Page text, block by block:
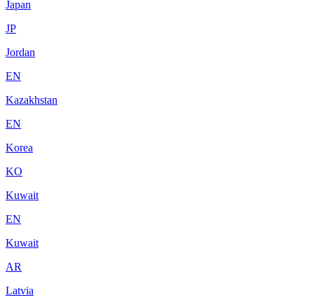
Japan
JP
Jordan
EN
Kazakhstan
EN
Korea
KO
Kuwait
EN
Kuwait
AR
Latvia